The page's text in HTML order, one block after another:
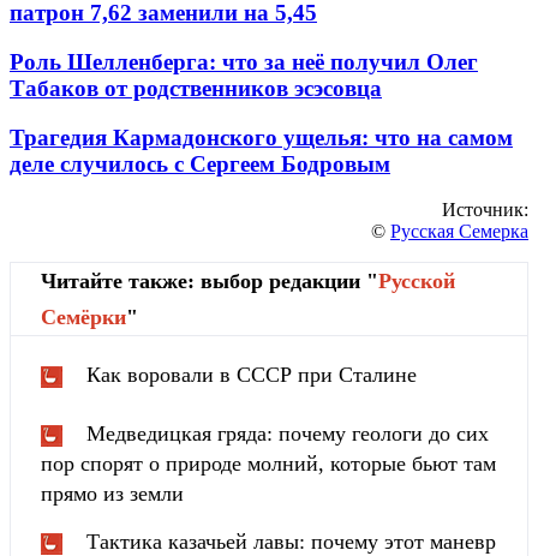
патрон 7,62 заменили на 5,45
Роль Шелленберга: что за неё получил Олег
Табаков от родственников эсэсовца
Трагедия Кармадонского ущелья: что на самом
деле случилось с Сергеем Бодровым
Источник:
© Русская Семерка
Читайте также: выбор редакции "Русской
Cемёрки"
Как воровали в СССР при Сталине
Медведицкая гряда: почему геологи до сих
пор спорят о природе молний, которые бьют там
прямо из земли
Тактика казачьей лавы: почему этот маневр